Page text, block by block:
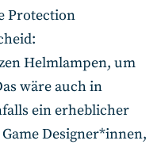
Protection
Helmlampen, um
wäre auch in
ein erheblicher
Designer*innen,